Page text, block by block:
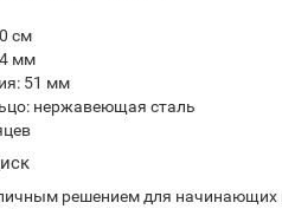
см
мм
51 мм
нержавеющая сталь
решением для начинающих